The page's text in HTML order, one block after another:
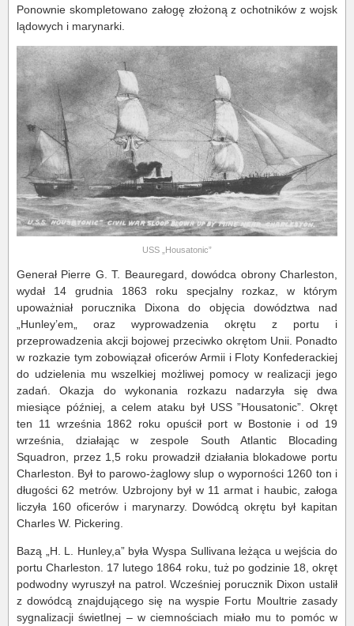
Ponownie skompletowano załogę złożoną z ochotników z wojsk
lądowych i marynarki.
USS „Housatonic”
Generał Pierre G. T. Beauregard, dowódca obrony Charleston,
wydał 14 grudnia 1863 roku specjalny rozkaz, w którym
upoważniał porucznika Dixona do objęcia dowództwa nad
„Hunley’em„ oraz wyprowadzenia okrętu z portu i
przeprowadzenia akcji bojowej przeciwko okrętom Unii. Ponadto
w rozkazie tym zobowiązał oficerów Armii i Floty Konfederackiej
do udzielenia mu wszelkiej możliwej pomocy w realizacji jego
zadań. Okazja do wykonania rozkazu nadarzyła się dwa
miesiące później, a celem ataku był USS ”Housatonic”. Okręt
ten 11 września 1862 roku opuścił port w Bostonie i od 19
września, działając w zespole South Atlantic Blocading
Squadron, przez 1,5 roku prowadził działania blokadowe portu
Charleston. Był to parowo-żaglowy slup o wyporności 1260 ton i
długości 62 metrów. Uzbrojony był w 11 armat i haubic, załoga
liczyła 160 oficerów i marynarzy. Dowódcą okrętu był kapitan
Charles W. Pickering.
Bazą „H. L. Hunley,a” była Wyspa Sullivana leżąca u wejścia do
portu Charleston. 17 lutego 1864 roku, tuż po godzinie 18, okręt
podwodny wyruszył na patrol. Wcześniej porucznik Dixon ustalił
z dowódcą znajdującego się na wyspie Fortu Moultrie zasady
sygnalizacji świetlnej – w ciemnościach miało mu to pomóc w